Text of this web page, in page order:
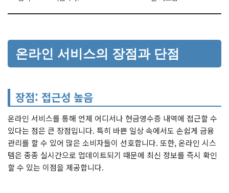
온라인 서비스의 장점과 단점
장점: 접근성 높음
온라인 서비스를 통해 언제 어디서나 현금영수증 내역에 접근할 수
있다는 점은 큰 장점입니다. 특히 바쁜 일상 속에서도 손쉽게 금융
관리를 할 수 있어 많은 소비자들이 선호합니다. 또한, 온라인 시스
템은 종종 실시간으로 업데이트되기 때문에 최신 정보를 즉시 확인
할 수 있는 이점을 제공합니다.